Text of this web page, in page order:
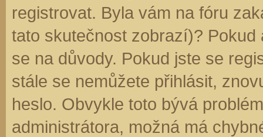
registrovat. Byla vám na fóru
tato skutečnost zobrazí)?
se na důvody. Pokud jste se
stále se nemůžete přihlásit,
heslo. Obvykle toto bývá
administrátora, možná má